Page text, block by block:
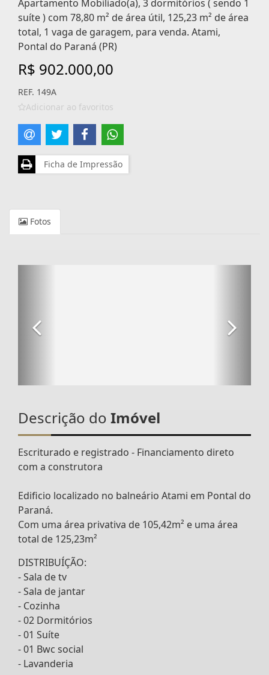
Apartamento Mobiliado(a), 3 dormitórios ( sendo 1
suíte ) com 78,80 m² de área útil, 125,23 m² de área
total, 1 vaga de garagem, para venda. Atami,
Pontal do Paraná (PR)
R$ 902.000,00
REF. 149A
Adicionar ao favoritos
Ficha de Impressão
Fotos
Descrição do Imóvel
Escriturado e registrado - Financiamento direto
com a construtora
Edificio localizado no balneário Atami em Pontal do
Paraná.
Com uma área privativa de 105,42m² e uma área
total de 125,23m²
DISTRIBUÍÇÃO:
- Sala de tv
- Sala de jantar
- Cozinha
- 02 Dormitórios
- 01 Suíte
- 01 Bwc social
- Lavanderia